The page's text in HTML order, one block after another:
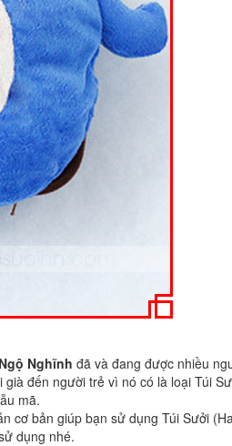
Nghĩnh đã và đang được nhiều
đến người trẻ vì nó có là loại Túi
mã.
cơ bản giúp bạn sử dụng Túi Sưởi
dụng nhé.